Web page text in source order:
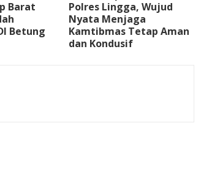
Barat
Betung
Polres Lingga, Wujud
Nyata Menjaga
Kamtibmas Tetap Aman
dan Kondusif